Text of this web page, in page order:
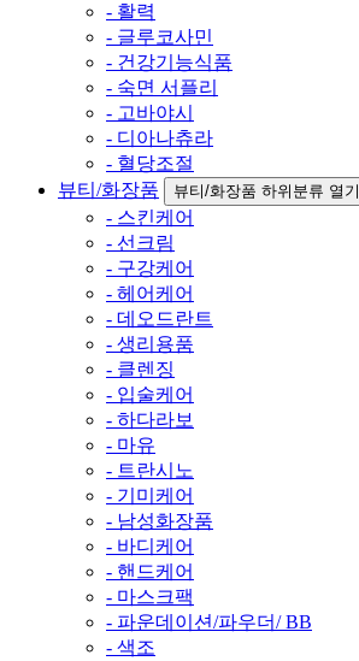
- 활력
- 글루코사민
- 건강기능식품
- 숙면 서플리
- 고바야시
- 디아나츄라
- 혈당조절
뷰티/화장품
뷰티/화장품 하위분류 열기
- 스킨케어
- 선크림
- 구강케어
- 헤어케어
- 데오드란트
- 생리용품
- 클렌징
- 입술케어
- 하다라보
- 마유
- 트란시노
- 기미케어
- 남성화장품
- 바디케어
- 핸드케어
- 마스크팩
- 파운데이션/파우더/ BB
- 색조